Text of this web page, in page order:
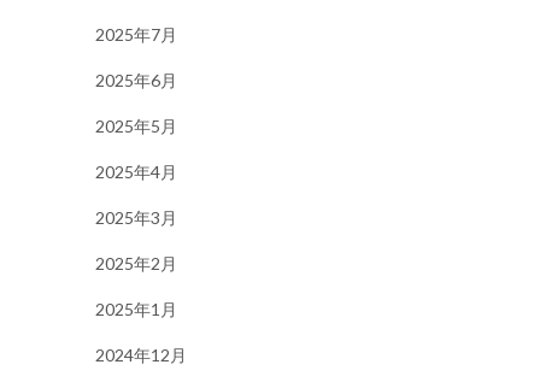
2025年7月
2025年6月
2025年5月
2025年4月
2025年3月
2025年2月
2025年1月
2024年12月